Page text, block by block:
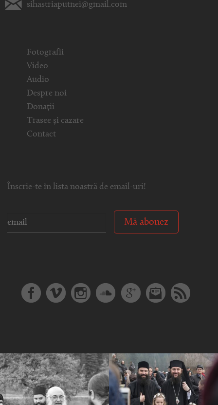
sihastriaputnei@gmail.com
Fotografii
Video
Audio
Despre noi
Donații
Trasee și cazare
Contact
Înscrie-te în lista noastră de email-uri!
Mă abonez